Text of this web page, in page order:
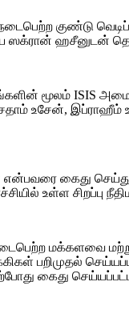
குண்டு
ஸக்ரான் ஹசீனுடன்
மூலம் ISIS
உசேன், இப்ராஹீம்
கைது
உள்ள சிறப்பு
மக்களவை
பறிமுதல்
கைது